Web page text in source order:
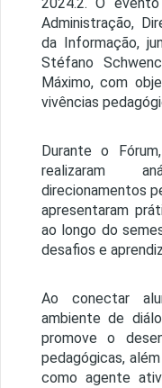
2024.2. O
Administração,
da Informação,
Stéfano
Máximo, com
vivências
Durante o
realizaram
direcionamentos
apresentaram
ao longo do
desafios e
Ao conectar
ambiente de
promove o
pedagógicas,
como agente